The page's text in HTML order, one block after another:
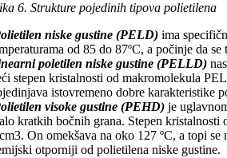
6. Strukture pojedinih tipova polietilena
niske gustine (PELD) ima
od 85 do 87ºC, a počinje da se
poletilen niske gustine (PELLD)
stepen kristalnosti od makromolekula
istovremeno dobre karakteristike
visoke gustine (PEHD) je
kratkih bočnih grana. Stepen
On omekšava na oko 127 ºC, a topi
otporniji od polietilena niske gustine.